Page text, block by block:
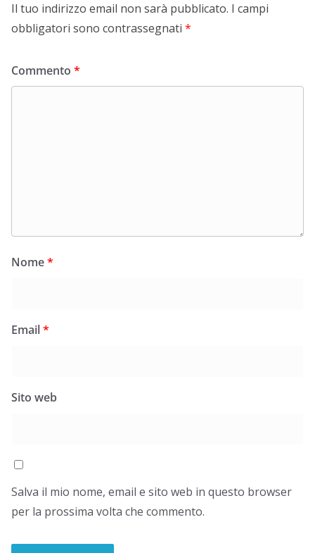
Il tuo indirizzo email non sarà pubblicato. I campi
obbligatori sono contrassegnati *
Commento *
Nome*
Email*
Sito web
Salva il mio nome, email e sito web in questo browser
per la prossima volta che commento.